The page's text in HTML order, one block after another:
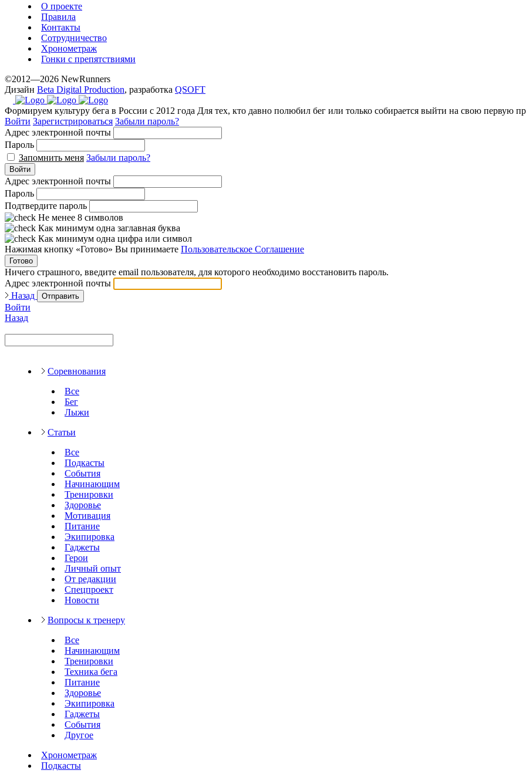
О проекте
Правила
Контакты
Сотрудничество
Хронометраж
Гонки с препятствиями
©2012—2026 NewRunners
Дизайн Beta Digital Production, разработка QSOFT
Формируем культуру бега в России с 2012 года Для тех, кто давно полюбил бег или только собирается выйти на свою первую
Войти Зарегистрироваться Забыли пароль?
Адрес электронной почты
Пароль
Запомнить меня Забыли пароль?
Войти
Адрес электронной почты
Пароль
Подтвердите пароль
Не менее 8 символов
Как минимум одна заглавная буква
Как минимум одна цифра или символ
Нажимая кнопку «Готово» Вы принимаете Пользовательское Соглашение
Готово
Ничего страшного, введите email пользователя, для которого необходимо восстановить пароль.
Адрес электронной почты
Назад
Отправить
Войти
Назад
Соревнования
Все
Бег
Лыжи
Статьи
Все
Подкасты
События
Начинающим
Тренировки
Здоровье
Мотивация
Питание
Экипировка
Гаджеты
Герои
Личный опыт
От редакции
Спецпроект
Новости
Вопросы к тренеру
Все
Начинающим
Тренировки
Техника бега
Питание
Здоровье
Экипировка
Гаджеты
События
Другое
Хронометраж
Подкасты